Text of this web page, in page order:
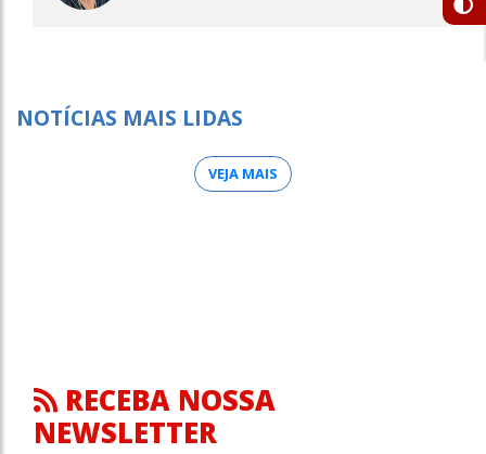
NOTÍCIAS MAIS LIDAS
VEJA MAIS
RECEBA NOSSA
NEWSLETTER